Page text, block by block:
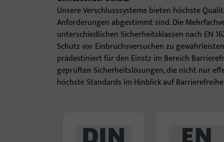
Unsere Verschlusssysteme bieten höchste
Anforderungen abgestimmt sind. Die
unterschiedlichen Sicherheitsklassen nach EN
Schutz vor Einbruchsversuchen zu
prädestiniert für den Einstz im Bereich
geprüften Sicherheitslösungen, die nicht nur
höchste Standards im Hinblick auf